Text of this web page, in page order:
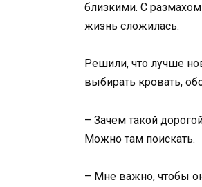
близкими. С
жизнь сложилась.
Решили, что лучше
выбирать кровать,
– Зачем такой
Можно там поискать.
– Мне важно, чтобы